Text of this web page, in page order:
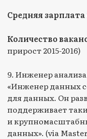
Средняя
Количество
прирост 2015-2016)
9. Инженер
«Инженер данных
для данных. Он
поддерживает
и
данных». (via